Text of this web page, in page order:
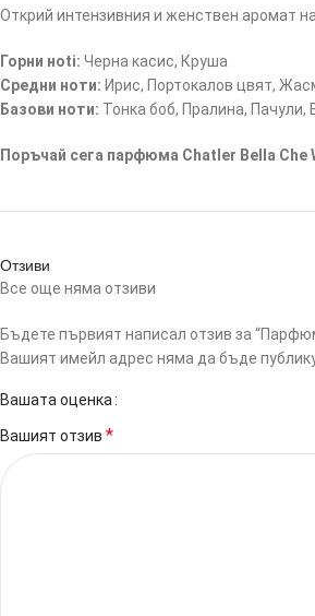
Открий интензивния и женствен аромат
Горни нoti: Черна касис, Круша
Средни ноти: Ирис, Портокалов цвят,
Базови ноти: Тонка боб, Пралина, Пачули,
Поръчай сега парфюма Chatler Bella Che
Отзиви
Все още няма отзиви
Бъдете първият написал отзив за
Вашият имейл адрес няма да бъде
Вашата оценка
Вашият отзив *